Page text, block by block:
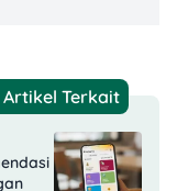
Artikel Terkait